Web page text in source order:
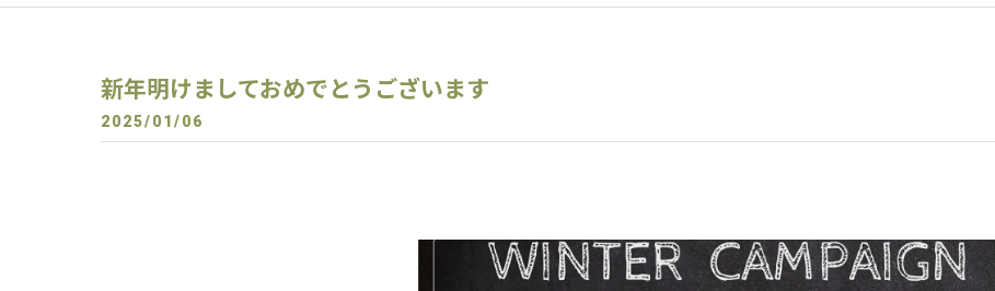
新年明けましておめでとうございます
2025/01/06